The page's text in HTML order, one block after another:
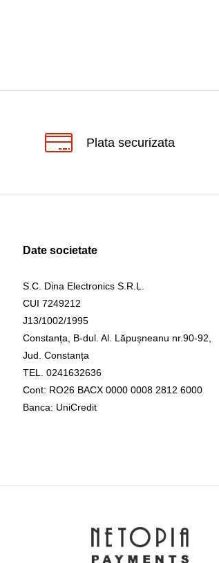
Plata securizata
Date societate
S.C. Dina Electronics S.R.L.
CUI 7249212
J13/1002/1995
Constanța, B-dul. Al. Lăpușneanu nr.90-92,
Jud. Constanța
TEL. 0241632636
Cont: RO26 BACX 0000 0008 2812 6000
Banca: UniCredit